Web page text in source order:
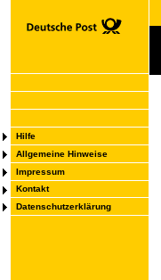
Hilfe
Allgemeine Hinweise
Impressum
Kontakt
Datenschutzerklärung